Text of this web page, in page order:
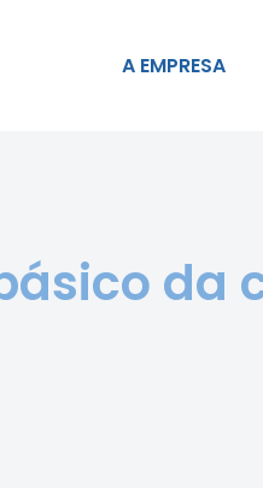
A EMPRESA
da